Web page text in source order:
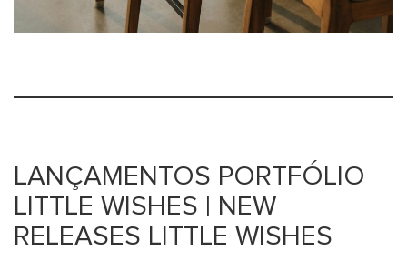
LANÇAMENTOS PORTFÓLIO
LITTLE WISHES | NEW
RELEASES LITTLE WISHES